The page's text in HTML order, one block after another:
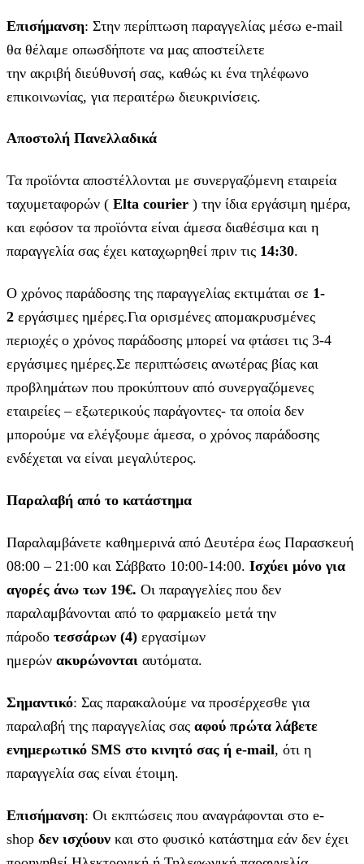
Επισήμανση: Στην περίπτωση παραγγελίας μέσω e-mail
θα θέλαμε οπωσδήποτε να μας αποστείλετε
την ακριβή διεύθυνσή σας, καθώς κι ένα τηλέφωνο
επικοινωνίας, για περαιτέρω διευκρινίσεις.
Αποστολή Πανελλαδικά
Τα προϊόντα αποστέλλονται με συνεργαζόμενη εταιρεία
ταχυμεταφορών ( Elta courier ) την ίδια εργάσιμη ημέρα,
και εφόσον τα προϊόντα είναι άμεσα διαθέσιμα και η
παραγγελία σας έχει καταχωρηθεί πριν τις 14:30.
Ο χρόνος παράδοσης της παραγγελίας εκτιμάται σε 1-
2 εργάσιμες ημέρες.Για ορισμένες απομακρυσμένες
περιοχές ο χρόνος παράδοσης μπορεί να φτάσει τις 3-4
εργάσιμες ημέρες.Σε περιπτώσεις ανωτέρας βίας και
προβλημάτων που προκύπτουν από συνεργαζόμενες
εταιρείες – εξωτερικούς παράγοντες- τα οποία δεν
μπορούμε να ελέγξουμε άμεσα, ο χρόνος παράδοσης
ενδέχεται να είναι μεγαλύτερος.
Παραλαβή από το κατάστημα
Παραλαμβάνετε καθημερινά από Δευτέρα έως Παρασκευή
08:00 – 21:00 και Σάββατο 10:00-14:00. Ισχύει μόνο για
αγορές άνω των 19€. Οι παραγγελίες που δεν
παραλαμβάνονται από το φαρμακείο μετά την
πάροδο τεσσάρων (4) εργασίμων
ημερών ακυρώνονται αυτόματα.
Σημαντικό: Σας παρακαλούμε να προσέρχεσθε για
παραλαβή της παραγγελίας σας αφού πρώτα λάβετε
ενημερωτικό SMS στο κινητό σας ή e-mail, ότι η
παραγγελία σας είναι έτοιμη.
Επισήμανση: Οι εκπτώσεις που αναγράφονται στο e-
shop δεν ισχύουν και στο φυσικό κατάστημα εάν δεν έχει